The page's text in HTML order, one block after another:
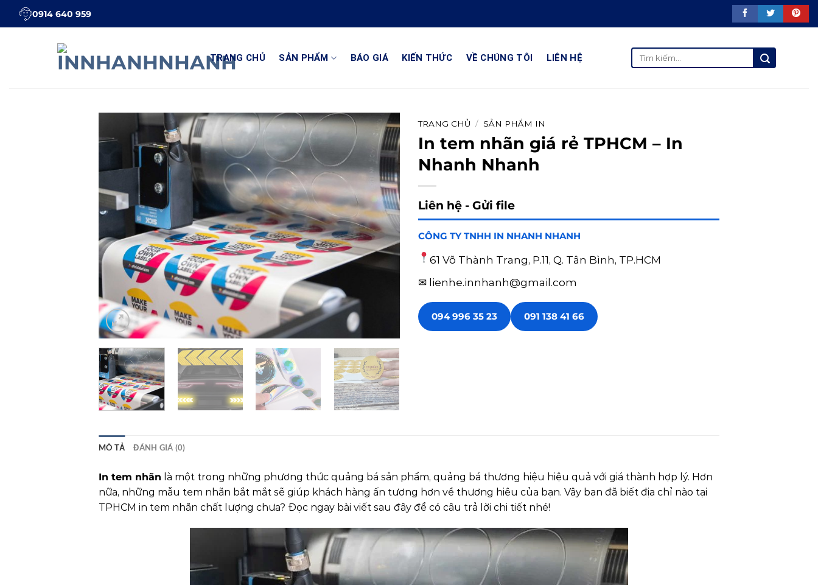
0914 640 959
TRANG CHỦ SẢN PHẨM BÁO GIÁ KIẾN THỨC VỀ CHÚNG TÔI LIÊN HỆ
Tìm
kiếm:
TRANG CHỦ / SẢN PHẨM IN
In tem nhãn giá rẻ TPHCM – In
Nhanh Nhanh
Liên hệ - Gửi file
CÔNG TY TNHH IN NHANH NHANH
61 Võ Thành Trang, P.11, Q. Tân Bình, TP.HCM
✉ lienhe.innhanh@gmail.com
094 996 35 23 091 138 41 66
MÔ TẢ ĐÁNH GIÁ (0)
In tem nhãn là một trong những phương thức quảng bá sản phẩm, quảng bá thương hiệu hiệu quả với giá thành hợp lý. Hơn
nữa, những mẫu tem nhãn bắt mắt sẽ giúp khách hàng ấn tượng hơn về thương hiệu của bạn. Vậy bạn đã biết địa chỉ nào tại
TPHCM in tem nhãn chất lượng chưa? Đọc ngay bài viết sau đây để có câu trả lời chi tiết nhé!